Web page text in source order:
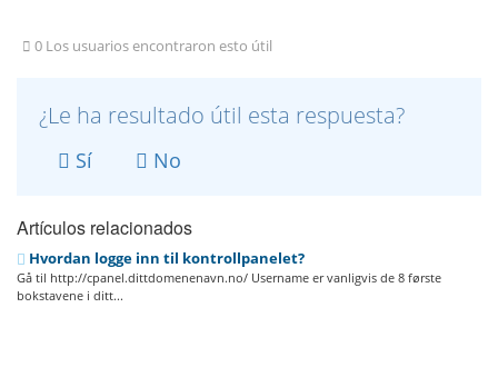
0 Los usuarios encontraron esto útil
¿Le ha resultado útil esta respuesta?
Sí No
Artículos relacionados
Hvordan logge inn til kontrollpanelet?
Gå til http://cpanel.dittdomenenavn.no/ Username er vanligvis de 8 første
bokstavene i ditt...